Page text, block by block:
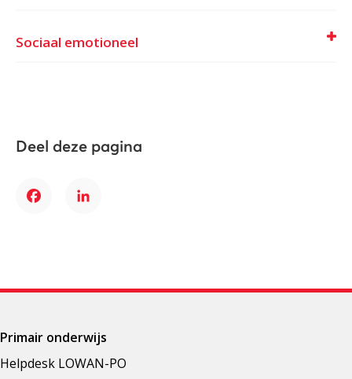
Sociaal emotioneel
Deel deze pagina
FacebookLinkedIn
Primair onderwijs
Helpdesk LOWAN-PO